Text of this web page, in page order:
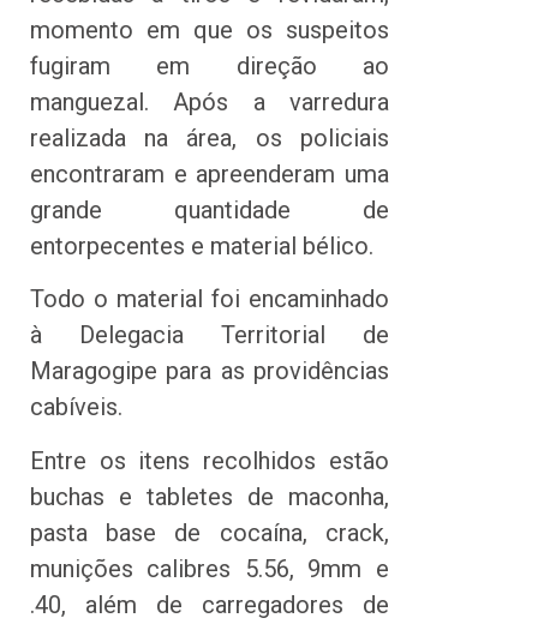
momento em que os suspeitos
fugiram em direção ao
manguezal. Após a varredura
realizada na área, os policiais
encontraram e apreenderam uma
grande quantidade de
entorpecentes e material bélico.
Todo o material foi encaminhado
à Delegacia Territorial de
Maragogipe para as providências
cabíveis.
Entre os itens recolhidos estão
buchas e tabletes de maconha,
pasta base de cocaína, crack,
munições calibres 5.56, 9mm e
.40, além de carregadores de